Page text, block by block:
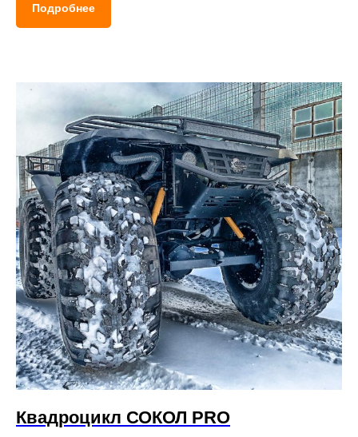
Подробнее
Квадроцикл СОКОЛ PRO